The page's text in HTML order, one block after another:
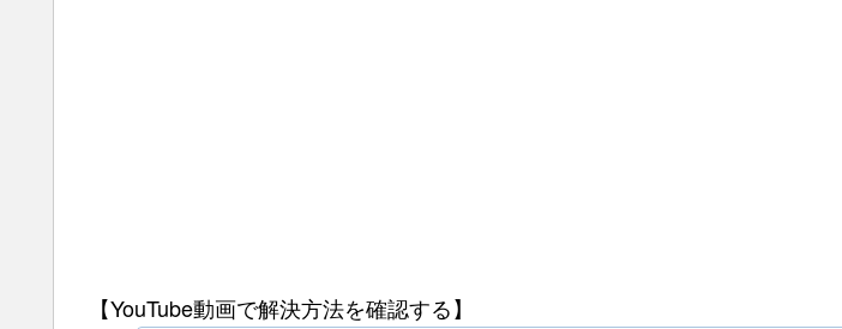
【YouTube動画で解決方法を確認する】